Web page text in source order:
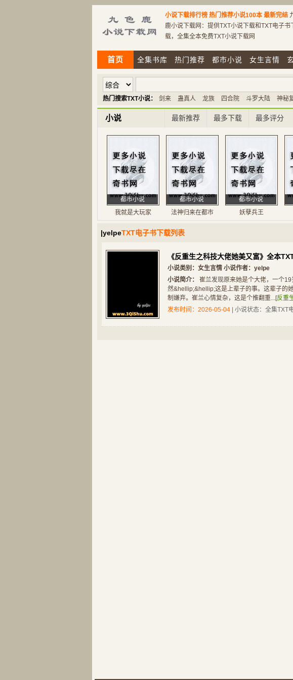
小说下载排行榜 热门推荐小说100本 最新完结
鹿小说下载网：提供TXT小说下载和TXT电子书
载，全集全本免费TXT小说下载网
首页 全集书库 热门推荐 都市小说 女生言情
热门搜索TXT小说： 剑来 蛊真人 龙族 四合院 斗罗大陆 神秘
小说 最新推荐 最多下载 最多评分
都市小说
我就是大玩家
都市小说
法神归来在都市
都市小说
妖孽兵王
剑来
都市小说
王牌校草别惹我
玄幻奇幻
神秘复苏
|yelpeTXT电子书下载列表
《反重生之科技大佬她美又富》全本
小说类别： 女生言情 小说作者： yelpe
小说简介：
崔兰发现原来她是个大佬，一个
然&hellip;&hellip;这是上辈子的事。这辈子的
制嫌弃。崔兰心情复杂，这是个推翻重...[反重
发布时间：2026-05-04 | 小说状态：全集TXT